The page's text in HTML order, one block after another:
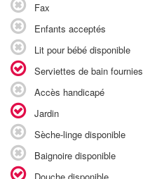
Fax
Enfants acceptés
Lit pour bébé disponible
Serviettes de bain fournies
Accès handicapé
Jardin
Sèche-linge disponible
Baignoire disponible